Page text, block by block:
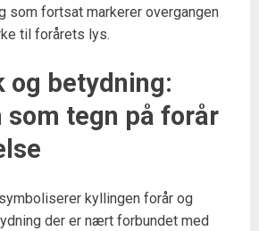
som fortsat markerer overgangen
til forårets lys.
og betydning:
som tegn på forår
symboliserer kyllingen forår og
der er nært forbundet med